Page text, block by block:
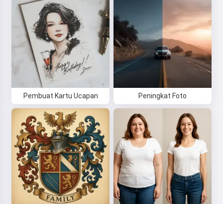
Pembuat Kartu Ucapan Peningkat Foto